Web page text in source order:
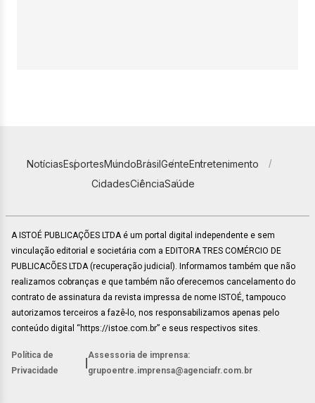
NotíciasEsportesMundoBrasilGenteEntretenimento
CidadesCiênciaSaúde
A ISTOÉ PUBLICAÇÕES LTDA é um portal digital independente e sem
vinculação editorial e societária com a EDITORA TRES COMÉRCIO DE
PUBLICACÕES LTDA (recuperação judicial). Informamos também que não
realizamos cobranças e que também não oferecemos cancelamento do
contrato de assinatura da revista impressa de nome ISTOÉ, tampouco
autorizamos terceiros a fazê-lo, nos responsabilizamos apenas pelo
conteúdo digital “https://istoe.com.br” e seus respectivos sites.
Política de
Privacidade
Assessoria de imprensa:
grupoentre.imprensa@agenciafr.com.br